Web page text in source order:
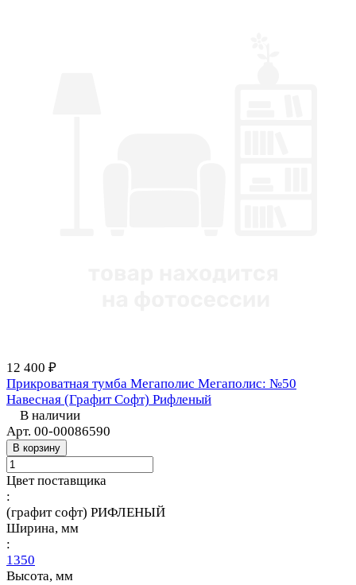
12 400 ₽
Прикроватная тумба Мегаполис Мегаполис: №50
Навесная (Графит Софт) Рифленый
В наличии
Арт. 00-00086590
В корзину
Цвет поставщика
:
(графит софт) РИФЛЕНЫЙ
Ширина, мм
:
1350
Высота, мм